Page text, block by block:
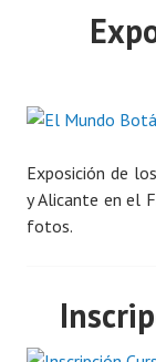
Exposición de
y Alicante en el
fotos.